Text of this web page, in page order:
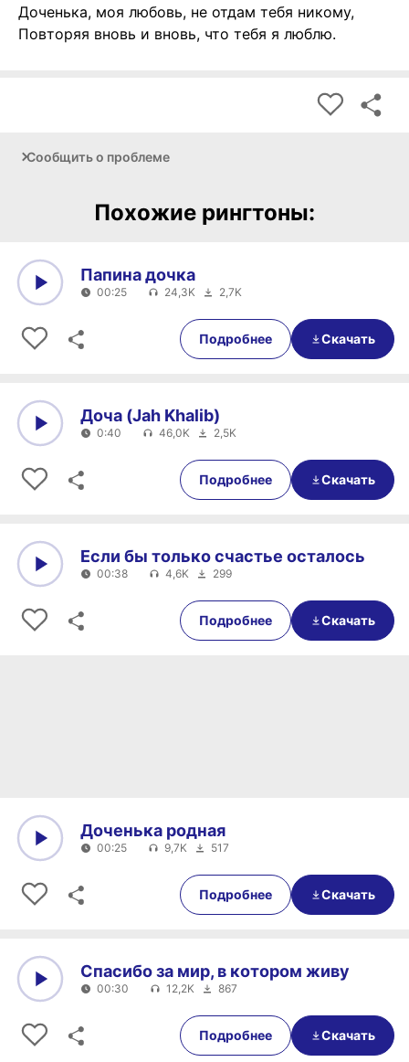
Доченька, моя любовь, не отдам тебя никому,
Повторяя вновь и вновь, что тебя я люблю.
Сообщить о проблеме
Похожие рингтоны:
00:25
Папина дочка
00:25 24,3K 2,7K
Подробнее Скачать
0:40
Доча (Jah Khalib)
0:40 46,0K 2,5K
Подробнее Скачать
00:38
Если бы только счастье осталось
00:38 4,6K 299
Подробнее Скачать
00:25
Доченька родная
00:25 9,7K 517
Подробнее Скачать
00:30
Спасибо за мир, в котором живу
00:30 12,2K 867
Подробнее Скачать